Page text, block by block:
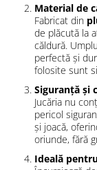
Material de
Fabricat din
de plăcută la
căldură.
perfectă și
folosite sunt
Siguranță și
Jucăria nu
pericol
și joacă,
oriunde, fără
Ideală